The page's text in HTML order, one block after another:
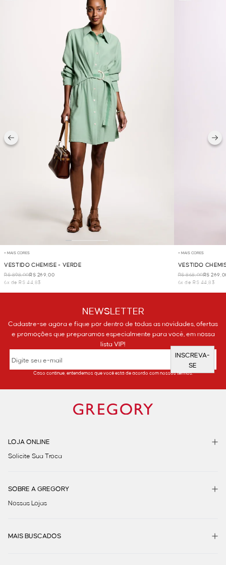
+ MAIS CORES
VESTIDO CHEMISE - VERDE
R$ 898,00R$ 269,00
6x de R$ 44,83
+ MAIS CORES
VESTIDO
R$ 868,00R$
6x de R$ 44,83
NEWSLETTER
Cadastre-se agora e fique por dentro de todas as novidades, ofertas
e promoções que preparamos especialmente para você, em nossa
lista VIP!
INSCREVA-
SE
Caso continue, entendemos que você está de acordo com nossos termos.
LOJA ONLINE
Solicite Sua Troca
SOBRE A GREGORY
Nossas Lojas
MAIS BUSCADOS